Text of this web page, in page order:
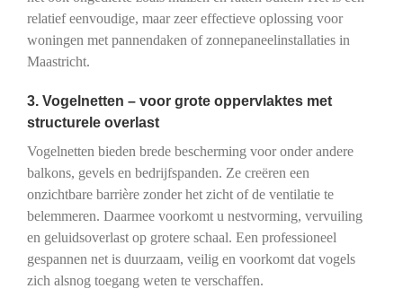
relatief eenvoudige, maar zeer effectieve oplossing voor
woningen met pannendaken of zonnepaneelinstallaties in
Maastricht.
3. Vogelnetten – voor grote oppervlaktes met
structurele overlast
Vogelnetten bieden brede bescherming voor onder andere
balkons, gevels en bedrijfspanden. Ze creëren een
onzichtbare barrière zonder het zicht of de ventilatie te
belemmeren. Daarmee voorkomt u nestvorming, vervuiling
en geluidsoverlast op grotere schaal. Een professioneel
gespannen net is duurzaam, veilig en voorkomt dat vogels
zich alsnog toegang weten te verschaffen.